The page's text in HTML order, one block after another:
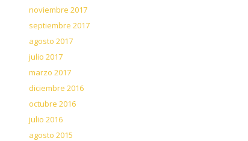
noviembre 2017
septiembre 2017
agosto 2017
julio 2017
marzo 2017
diciembre 2016
octubre 2016
julio 2016
agosto 2015